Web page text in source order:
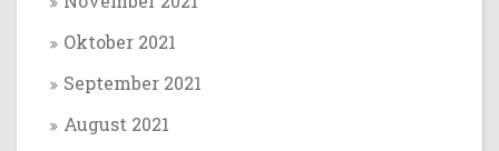
Oktober 2021
September 2021
August 2021